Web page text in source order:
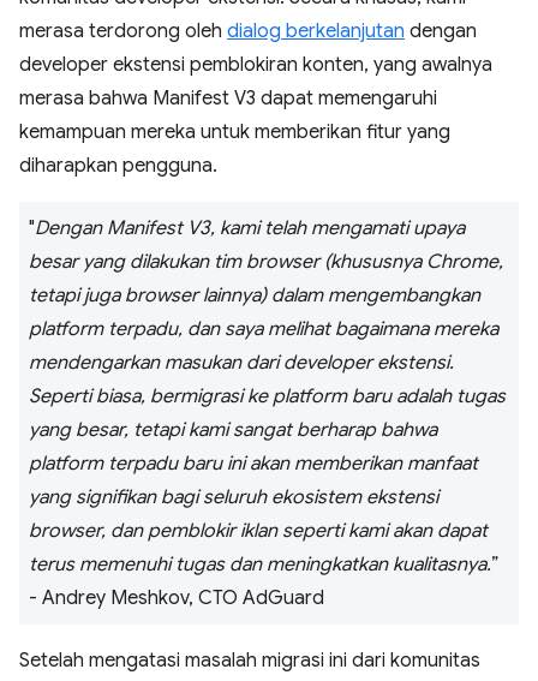
merasa terdorong oleh dialog berkelanjutan dengan
developer ekstensi pemblokiran konten, yang awalnya
merasa bahwa Manifest V3 dapat memengaruhi
kemampuan mereka untuk memberikan fitur yang
diharapkan pengguna.
"Dengan Manifest V3, kami telah mengamati upaya
besar yang dilakukan tim browser (khususnya Chrome,
tetapi juga browser lainnya) dalam mengembangkan
platform terpadu, dan saya melihat bagaimana mereka
mendengarkan masukan dari developer ekstensi.
Seperti biasa, bermigrasi ke platform baru adalah tugas
yang besar, tetapi kami sangat berharap bahwa
platform terpadu baru ini akan memberikan manfaat
yang signifikan bagi seluruh ekosistem ekstensi
browser, dan pemblokir iklan seperti kami akan dapat
terus memenuhi tugas dan meningkatkan kualitasnya.”
- Andrey Meshkov, CTO AdGuard
Setelah mengatasi masalah migrasi ini dari komunitas